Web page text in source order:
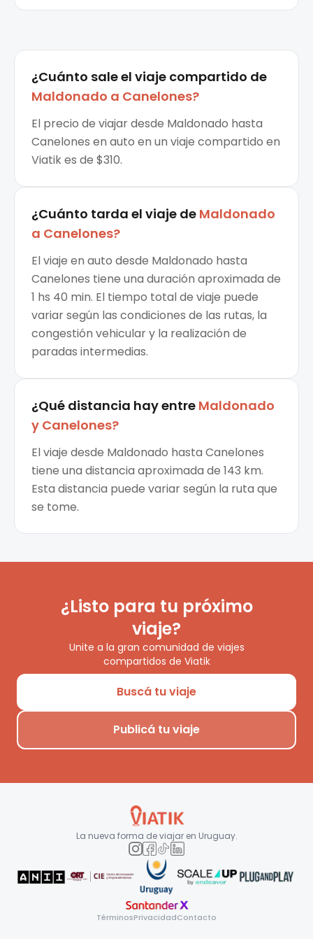
¿Cuánto sale el viaje compartido de
Maldonado a Canelones?
El precio de viajar desde Maldonado hasta
Canelones en auto en un viaje compartido en
Viatik es de $310.
¿Cuánto tarda el viaje de Maldonado
a Canelones?
El viaje en auto desde Maldonado hasta
Canelones tiene una duración aproximada de
1 hs 40 min. El tiempo total de viaje puede
variar según las condiciones de las rutas, la
congestión vehicular y la realización de
paradas intermedias.
¿Qué distancia hay entre Maldonado
y Canelones?
El viaje desde Maldonado hasta Canelones
tiene una distancia aproximada de 143 km.
Esta distancia puede variar según la ruta que
se tome.
¿Listo para tu próximo
viaje?
Unite a la gran comunidad de viajes
compartidos de Viatik
Buscá tu viaje
Publicá tu viaje
La nueva forma de viajar en Uruguay.
TérminosPrivacidadContacto